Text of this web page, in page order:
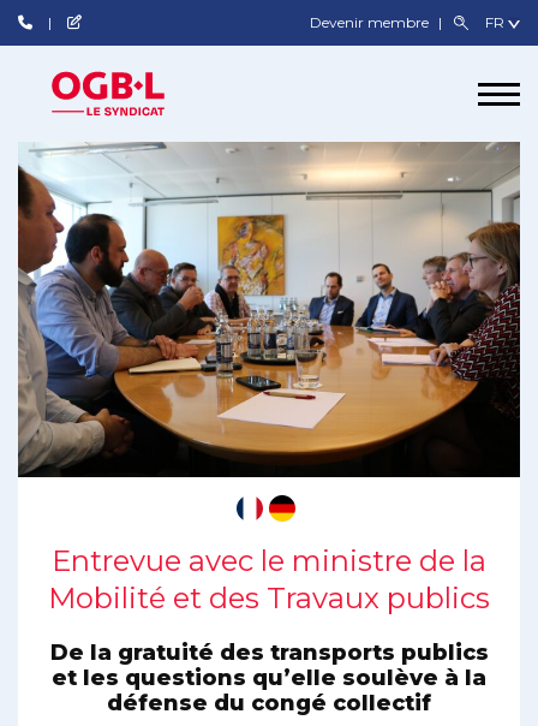
Devenir membre
Entrevue avec le ministre de la
Mobilité et des Travaux publics
De la gratuité des transports publics
et les questions qu’elle soulève à la
défense du congé collectif